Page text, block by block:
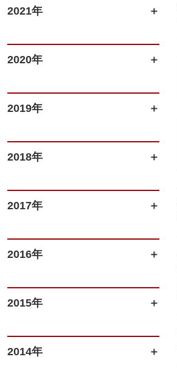
2021年
2020年
2019年
2018年
2017年
2016年
2015年
2014年